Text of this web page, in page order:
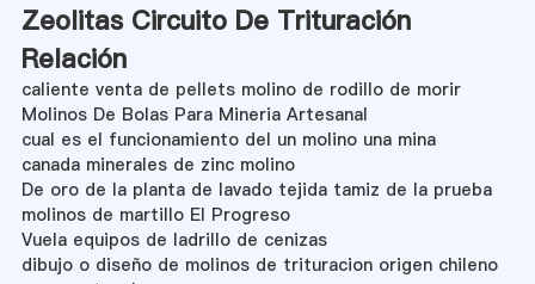
Zeolitas Circuito De Trituración
Relación
caliente venta de pellets molino de rodillo de morir
Molinos De Bolas Para Mineria Artesanal
cual es el funcionamiento del un molino una mina
canada minerales de zinc molino
De oro de la planta de lavado tejida tamiz de la prueba
molinos de martillo El Progreso
Vuela equipos de ladrillo de cenizas
dibujo o diseño de molinos de trituracion origen chileno